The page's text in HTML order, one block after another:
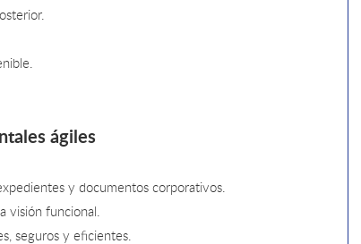
ágiles
y documentos corporativos.
visión funcional.
seguros y eficientes.